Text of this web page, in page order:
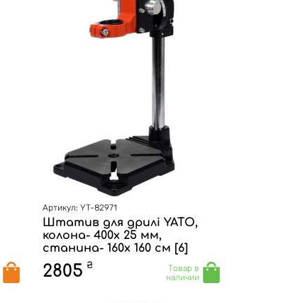
Артикул: YT-82971
Штатив для дрилі YATO,
колона- 400х 25 мм,
станина- 160х 160 см [6]
2805 ₴
Товар в
наличии